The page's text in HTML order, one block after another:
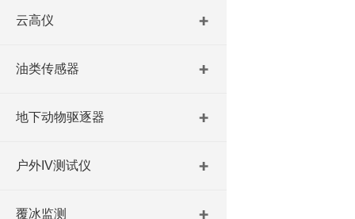
云高仪
油类传感器
地下动物驱逐器
户外IV测试仪
覆冰监测